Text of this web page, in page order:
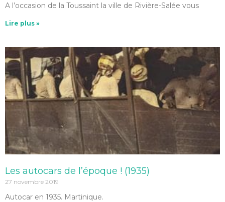
A l’occasion de la Toussaint la ville de Rivière-Salée vous
Lire plus »
Les autocars de l’époque ! (1935)
27 novembre 2019
Autocar en 1935. Martinique.